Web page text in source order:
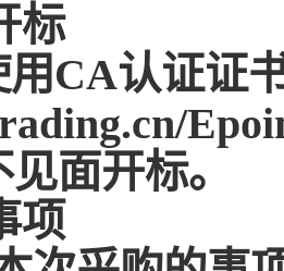
标
CA认证证
面开标。
项